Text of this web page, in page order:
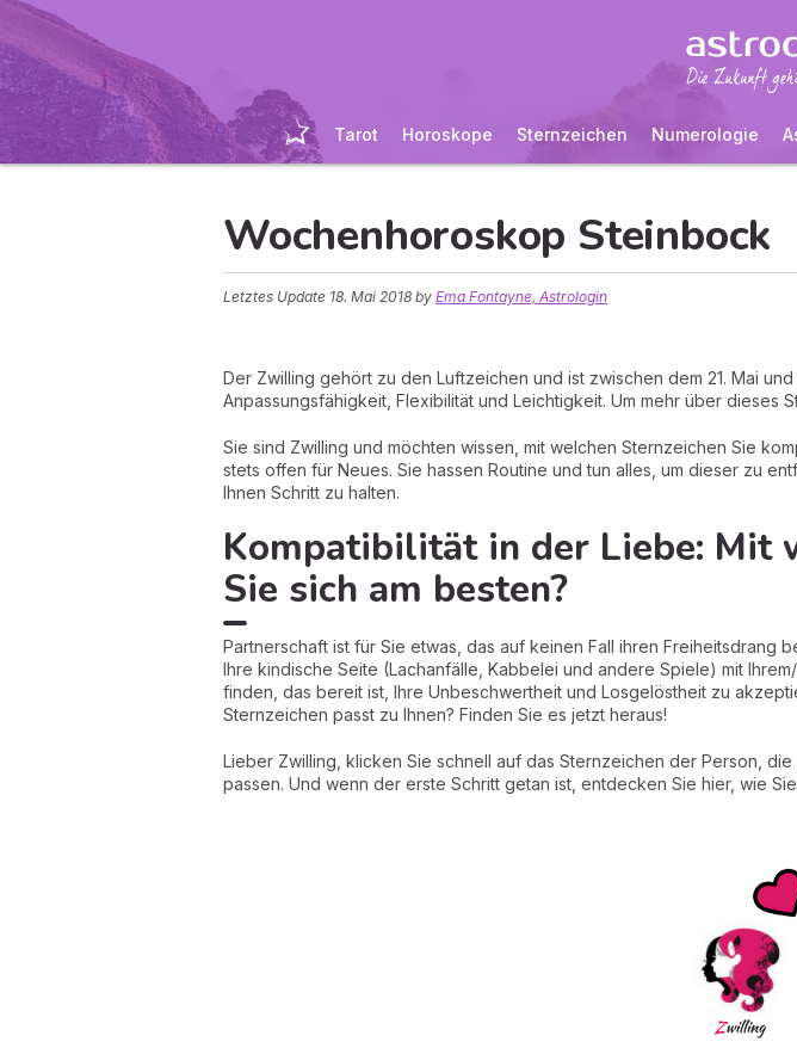
Tarot Horoskope Sternzeichen Numerologie
Wochenhoroskop Steinbock
Letztes Update 18. Mai 2018 by Ema Fontayne, Astrologin
Der Zwilling gehört zu den Luftzeichen und ist zwischen dem 21. Mai
Anpassungsfähigkeit, Flexibilität und Leichtigkeit. Um mehr über
Sie sind Zwilling und möchten wissen, mit welchen Sternzeichen Sie
stets offen für Neues. Sie hassen Routine und tun alles, um dieser zu
Ihnen Schritt zu halten.
Kompatibilität in der Liebe: Mit
Sie sich am besten?
Partnerschaft ist für Sie etwas, das auf keinen Fall ihren Freiheitsdrang
Ihre kindische Seite (Lachanfälle, Kabbelei und andere Spiele) mit
finden, das bereit ist, Ihre Unbeschwertheit und Losgelöstheit zu
Sternzeichen passt zu Ihnen? Finden Sie es jetzt heraus!
Lieber Zwilling, klicken Sie schnell auf das Sternzeichen der Person,
passen. Und wenn der erste Schritt getan ist, entdecken Sie hier, wie